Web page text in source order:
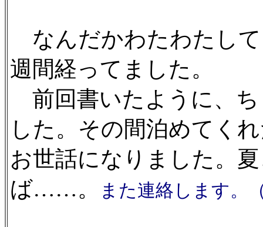
なんだかわたわたし
週間経ってました。
前回書いたように、
した。その間泊めてく
お世話になりました。
ば……。
また連絡します。